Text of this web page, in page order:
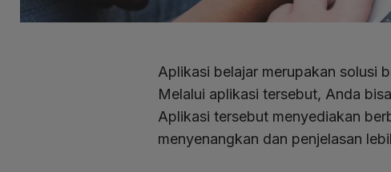
Aplikasi belajar merupakan solusi
Melalui aplikasi tersebut, Anda
Aplikasi tersebut menyediakan
menyenangkan dan penjelasan